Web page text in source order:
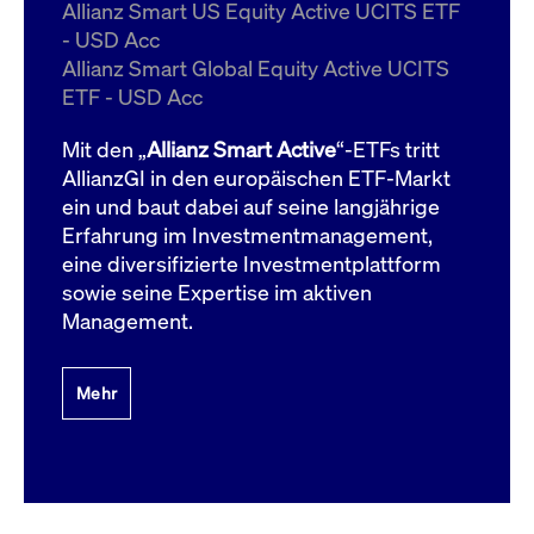
Allianz Smart US Equity Active UCITS ETF
- USD Acc
Allianz Smart Global Equity Active UCITS
ETF - USD Acc
Mit den „Allianz Smart Active“-ETFs tritt
AllianzGI in den europäischen ETF-Markt
ein und baut dabei auf seine langjährige
Erfahrung im Investmentmanagement,
eine diversifizierte Investmentplattform
sowie seine Expertise im aktiven
Management.
Mehr
ApplicationGatewayAffinityCORS
boerse.com
Domain
bis